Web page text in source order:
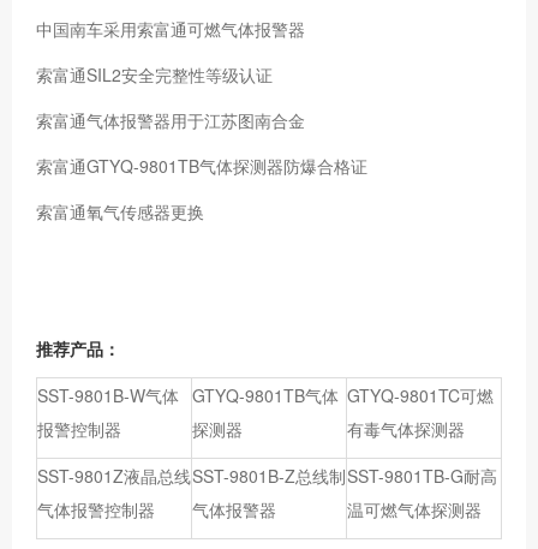
中国南车采用索富通可燃气体报警器
索富通SIL2安全完整性等级认证
索富通气体报警器用于江苏图南合金
索富通GTYQ-9801TB气体探测器防爆合格证
索富通氧气传感器更换
推荐产品：
SST-9801B-W气体
报警控制器
GTYQ-9801TB气体
探测器
GTYQ-9801TC可燃
有毒气体探测器
SST-9801Z液晶总线
气体报警控制器
SST-9801B-Z总线制
气体报警器
SST-9801TB-G耐高
温可燃气体探测器